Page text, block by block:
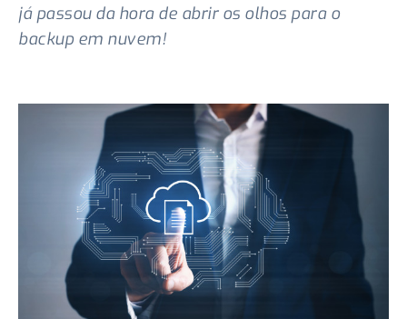
já passou da hora de abrir os olhos para o
backup em nuvem!